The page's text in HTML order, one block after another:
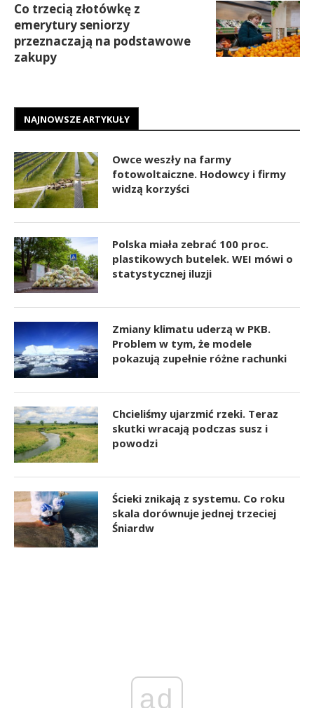
Co trzecią złotówkę z
emerytury seniorzy
przeznaczają na podstawowe
zakupy
NAJNOWSZE ARTYKUŁY
Owce weszły na farmy
fotowoltaiczne. Hodowcy i firmy
widzą korzyści
Polska miała zebrać 100 proc.
plastikowych butelek. WEI mówi o
statystycznej iluzji
Zmiany klimatu uderzą w PKB.
Problem w tym, że modele
pokazują zupełnie różne rachunki
Chcieliśmy ujarzmić rzeki. Teraz
skutki wracają podczas susz i
powodzi
Ścieki znikają z systemu. Co roku
skala dorównuje jednej trzeciej
Śniardw
ad